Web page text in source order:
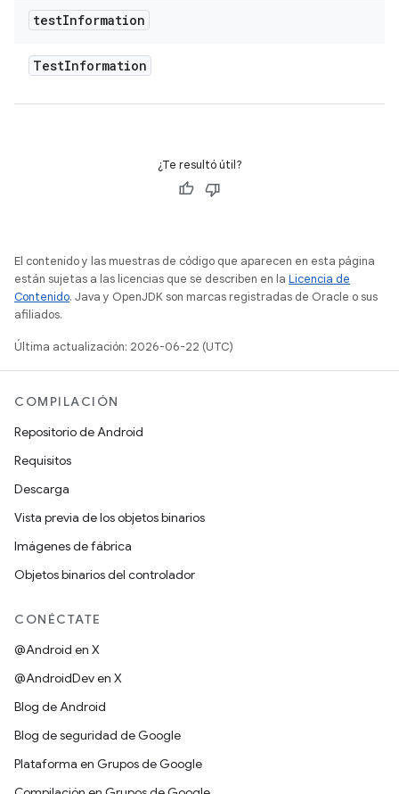
testInformation
TestInformation
¿Te resultó útil?
El contenido y las muestras de código que aparecen en esta página
están sujetas a las licencias que se describen en la Licencia de
Contenido. Java y OpenJDK son marcas registradas de Oracle o sus
afiliados.
Última actualización: 2026-06-22 (UTC)
COMPILACIÓN
Repositorio de Android
Requisitos
Descarga
Vista previa de los objetos binarios
Imágenes de fábrica
Objetos binarios del controlador
CONÉCTATE
@Android en X
@AndroidDev en X
Blog de Android
Blog de seguridad de Google
Plataforma en Grupos de Google